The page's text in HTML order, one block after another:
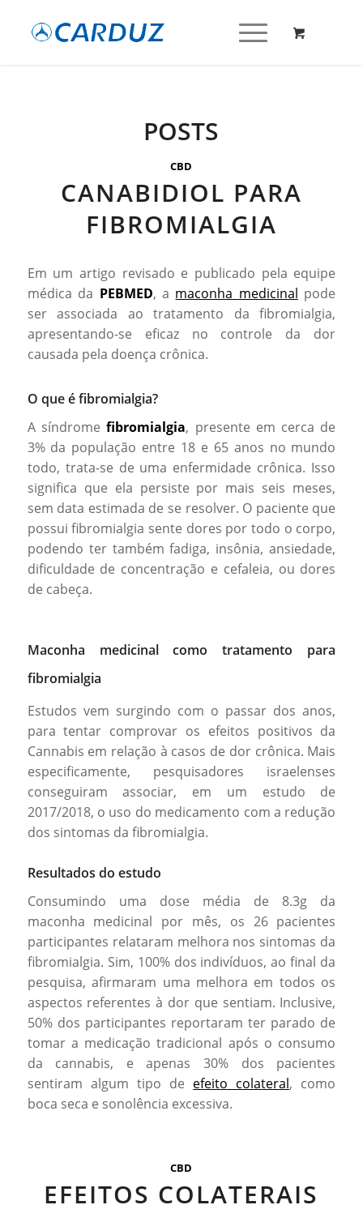
POSTS
CBD
CANABIDIOL PARA
FIBROMIALGIA
Em um artigo revisado e publicado pela equipe
médica da PEBMED, a maconha medicinal pode
ser associada ao tratamento da fibromialgia,
apresentando-se eficaz no controle da dor
causada pela doença crônica.
O que é fibromialgia?
A síndromefibromialgia, presente em cerca de
3% da população entre 18 e 65 anos no mundo
todo, trata-se de uma enfermidade crônica. Isso
significa que ela persiste por mais seis meses,
sem data estimada de se resolver. O paciente que
possui fibromialgia sente dores por todo o corpo,
podendo ter também fadiga, insônia, ansiedade,
dificuldade de concentração e cefaleia, ou dores
de cabeça.
Maconha medicinal como tratamento para
fibromialgia
Estudos vem surgindo com o passar dos anos,
para tentar comprovar os efeitos positivos da
Cannabis em relação à casos de dor crônica. Mais
especificamente, pesquisadores israelenses
conseguiram associar, em um estudo de
2017/2018, o uso do medicamento com a redução
dos sintomas da fibromialgia.
Resultados do estudo
Consumindo uma dose média de 8.3g da
maconha medicinal por mês, os 26 pacientes
participantes relataram melhora nos sintomas da
fibromialgia. Sim, 100% dos indivíduos, ao final da
pesquisa, afirmaram uma melhora em todos os
aspectos referentes à dor que sentiam. Inclusive,
50% dos participantes reportaram ter parado de
tomar a medicação tradicional após o consumo
da cannabis, e apenas 30% dos pacientes
sentiram algum tipo de efeito colateral, como
boca seca e sonolência excessiva.
CBD
EFEITOS COLATERAIS